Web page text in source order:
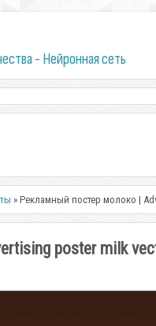
- Нейронная сеть
» Рекламный постер молоко |
poster milk